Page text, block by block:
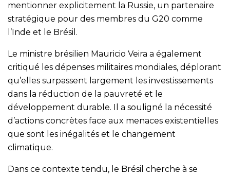
mentionner explicitement la Russie, un partenaire
stratégique pour des membres du G20 comme
l’Inde et le Brésil.
Le ministre brésilien Mauricio Veira a également
critiqué les dépenses militaires mondiales, déplorant
qu’elles surpassent largement les investissements
dans la réduction de la pauvreté et le
développement durable. Il a souligné la nécessité
d’actions concrètes face aux menaces existentielles
que sont les inégalités et le changement
climatique.
Dans ce contexte tendu, le Brésil cherche à se